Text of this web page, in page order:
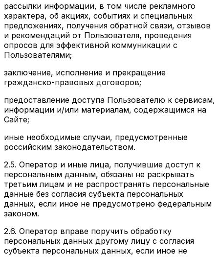
рассылки информации, в том числе рекламного
характера, об акциях, событиях и специальных
предложениях, получения обратной связи, отзывов
и рекомендаций от Пользователя, проведения
опросов для эффективной коммуникации с
Пользователями;
заключение, исполнение и прекращение
гражданско-правовых договоров;
предоставление доступа Пользователю к сервисам,
информации и/или материалам, содержащимся на
Сайте;
иные необходимые случаи, предусмотренные
российским законодательством.
2.5. Оператор и иные лица, получившие доступ к
персональным данным, обязаны не раскрывать
третьим лицам и не распространять персональные
данные без согласия субъекта персональных
данных, если иное не предусмотрено федеральным
законом.
2.6. Оператор вправе поручить обработку
персональных данных другому лицу с согласия
субъекта персональных данных, если иное не